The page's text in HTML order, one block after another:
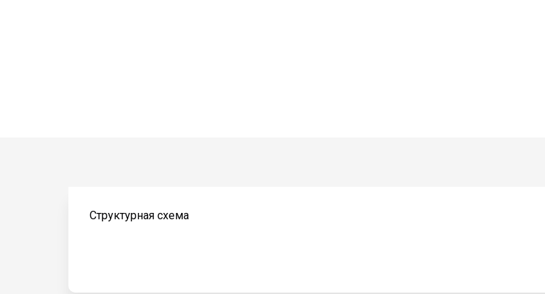
Структурная схема